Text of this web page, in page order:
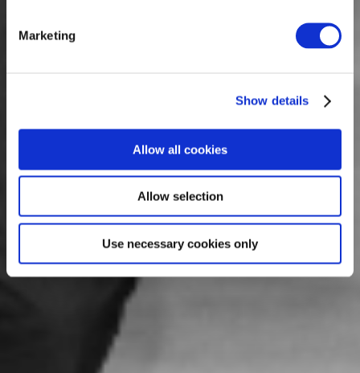
Marketing
Show details
Allow all cookies
Allow selection
Use necessary cookies only